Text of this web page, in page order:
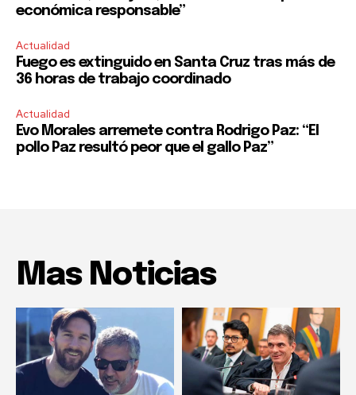
económica responsable”
Actualidad
Fuego es extinguido en Santa Cruz tras más de
36 horas de trabajo coordinado
Actualidad
Evo Morales arremete contra Rodrigo Paz: “El
pollo Paz resultó peor que el gallo Paz”
Mas Noticias